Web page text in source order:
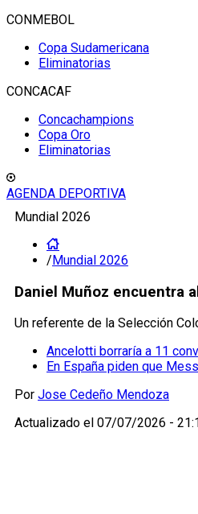
CONMEBOL
Copa Sudamericana
Eliminatorias
CONCACAF
Concachampions
Copa Oro
Eliminatorias
AGENDA DEPORTIVA
Mundial 2026
/Mundial 2026
Daniel Muñoz encuentra
Un referente de la Selección
Ancelotti borraría a 11
En España piden que
Por Jose Cedeño Mendoza
Actualizado el 07/07/2026 -